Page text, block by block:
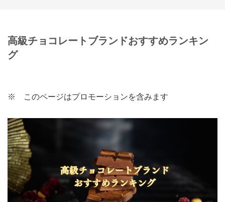
高級チョコレートブランドおすすめランキン
グ
※ このページはプロモーションを含みます